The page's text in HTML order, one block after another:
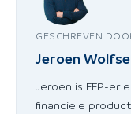
GESCHREVEN
Jeroen
Jeroen is FFP-er
financiele